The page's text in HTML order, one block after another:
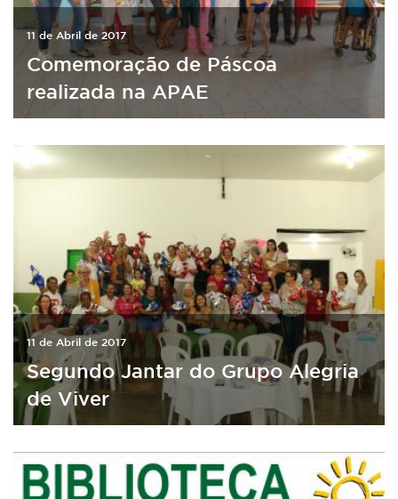
11 de Abril de 2017
Comemoração de Páscoa
realizada na APAE
11 de Abril de 2017
Segundo Jantar do Grupo Alegria
de Viver